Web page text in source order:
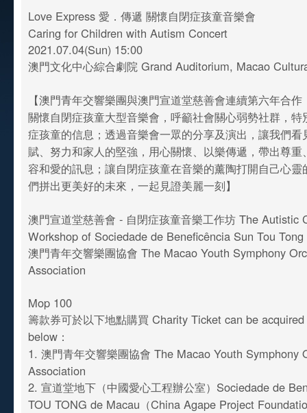
Love Express 愛．傳遞 關懷自閉症孩童音樂會
Caring for Children with Autism Concert
2021.07.04(Sun) 15:00
澳門文化中心綜合劇院 Grand Auditorium, Macao
【澳門青年交響樂團與澳門宣道堂慈善會連續第六年合
關懷自閉症孩童大型音樂會，呼籲社會關心弱勢社群，特
症孩童的信息；透過音樂會一眾的分享及演出，讓我們看
賦、努力和家人的堅強，用心關懷、以樂傳遞，帶出尊
容和愛的訊息；讓自閉症孩童在音樂的薰陶打開自己心靈
們拼出更美好的未來，一起見證美麗一刻】
澳門宣道堂慈善會 - 自閉症孩童音樂工作坊 The Autistic
Workshop of Sociedade de Beneficência Sun Tou
澳門青年交響樂團協會 The Macao Youth Symphony
Association
Mop 100
籌款券可於以下地點購買 Charity Ticket can be
below：
1. 澳門青年交響樂團協會 The Macao Youth Symphony
Association
2. 宣道堂地下（中國愛心工程辦公室）Sociedade de
TOU TONG de Macau（China Agape Project